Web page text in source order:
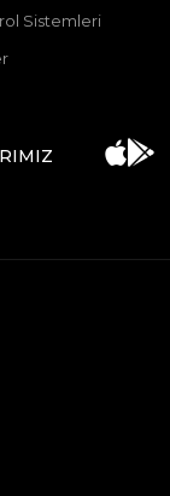
Sistemleri